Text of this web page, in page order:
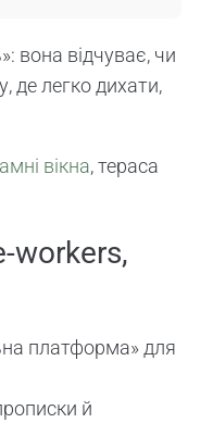
вона відчуває, чи
де легко дихати,
вікна, тераса
workers,
платформа» для
й